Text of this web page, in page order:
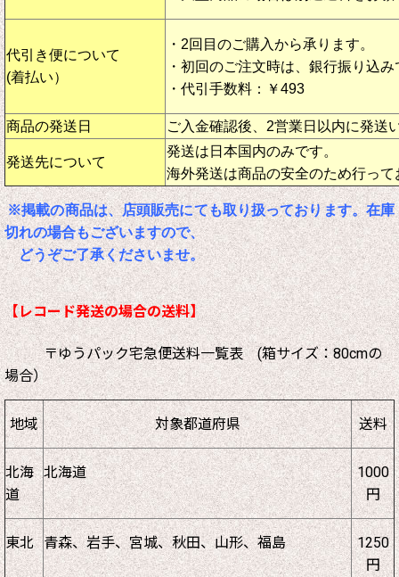
代引き便について
(着払い）
・2回目のご購入から承ります。
・初回のご注文時は、銀行振り込
・代引手数料：￥493
商品の発送日 ご入金確認後、2営業日以内に発送
発送先について
発送は日本国内のみです。
海外発送は商品の安全のため行って
※掲載の商品は、店頭販売にても取り扱っております。在庫
切れの場合もございますので、
どうぞご了承くださいませ。
【レコード発送の場合の送料】
〒ゆうパック宅急便送料一覧表 (箱サイズ：80cmの
場合）
地域 対象都道府県 送料
北海
道
北海道
1000
円
東北 青森、岩手、宮城、秋田、山形、福島
1250
円